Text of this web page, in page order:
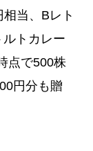
当、Bレト
トカレー
点で500株
円分も贈